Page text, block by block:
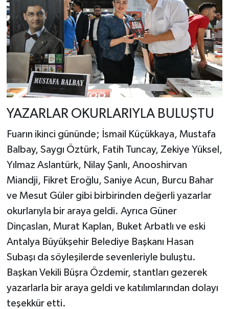
YAZARLAR OKURLARIYLA BULUŞTU
Fuarın ikinci gününde; İsmail Küçükkaya, Mustafa
Balbay, Saygı Öztürk, Fatih Tuncay, Zekiye Yüksel,
Yılmaz Aslantürk, Nilay Şanlı, Anooshirvan
Miandji, Fikret Eroğlu, Saniye Acun, Burcu Bahar
ve Mesut Güler gibi birbirinden değerli yazarlar
okurlarıyla bir araya geldi. Ayrıca Güner
Dinçaslan, Murat Kaplan, Buket Arbatlı ve eski
Antalya Büyükşehir Belediye Başkanı Hasan
Subaşı da söyleşilerde sevenleriyle buluştu.
Başkan Vekili Büşra Özdemir, stantları gezerek
yazarlarla bir araya geldi ve katılımlarından dolayı
teşekkür etti.